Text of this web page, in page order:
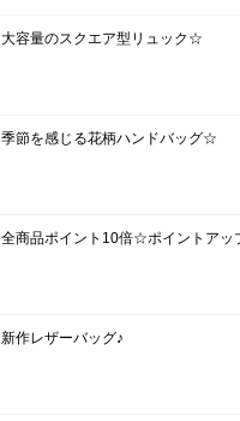
大容量のスクエア型リュック☆
季節を感じる花柄ハンドバッグ☆
全商品ポイント10倍☆ポイントアッ
新作レザーバッグ♪